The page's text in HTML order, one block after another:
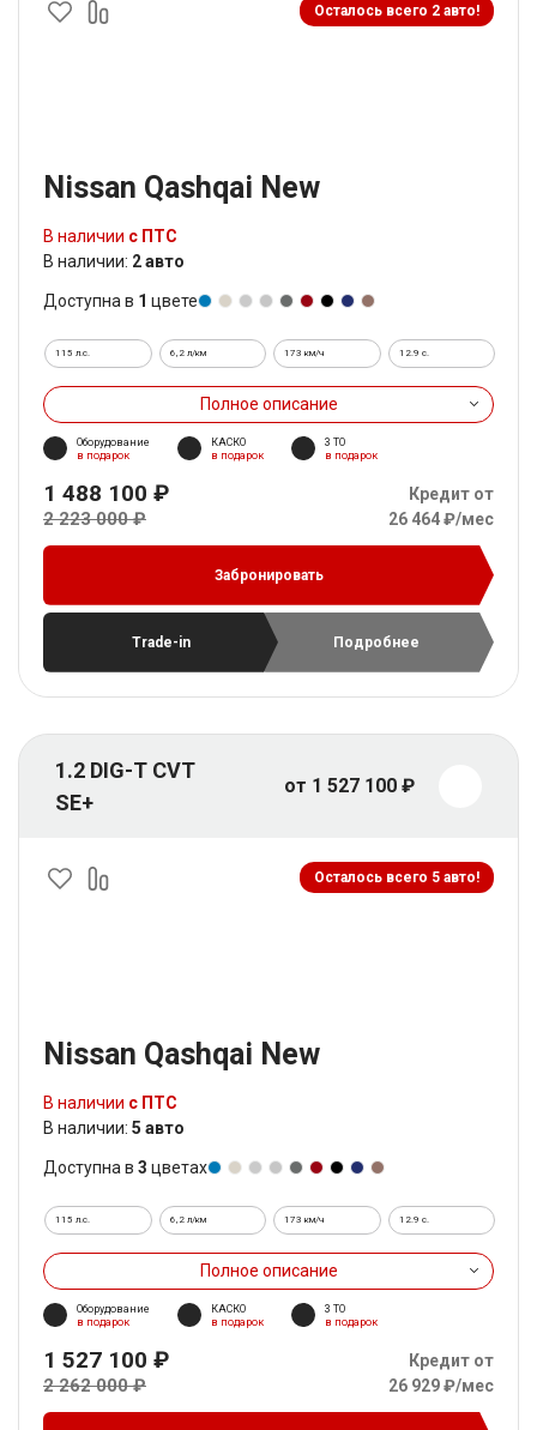
Осталось всего 2 авто!
Nissan Qashqai New
В наличии с ПТС
В наличии: 2 авто
Доступна в 1 цвете
115 л.с. 6,2 л/км 173 км/ч 12.9 c.
Полное описание
Оборудование
в подарок
КАСКО
в подарок
3 ТО
в подарок
1 488 100 ₽
2 223 000 ₽
Кредит от
26 464 ₽/мес
Забронировать
Trade-in Подробнее
1.2 DIG-T CVT
SE+
от 1 527 100 ₽
Осталось всего 5 авто!
Nissan Qashqai New
В наличии с ПТС
В наличии: 5 авто
Доступна в 3 цветах
115 л.с. 6,2 л/км 173 км/ч 12.9 c.
Полное описание
Оборудование
в подарок
КАСКО
в подарок
3 ТО
в подарок
1 527 100 ₽
2 262 000 ₽
Кредит от
26 929 ₽/мес